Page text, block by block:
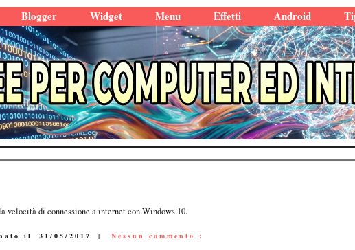
Blogger Widget Menu Effetti Android
velocità di connessione a internet con Windows 10.
il 31/05/2017 | Nessun commento :